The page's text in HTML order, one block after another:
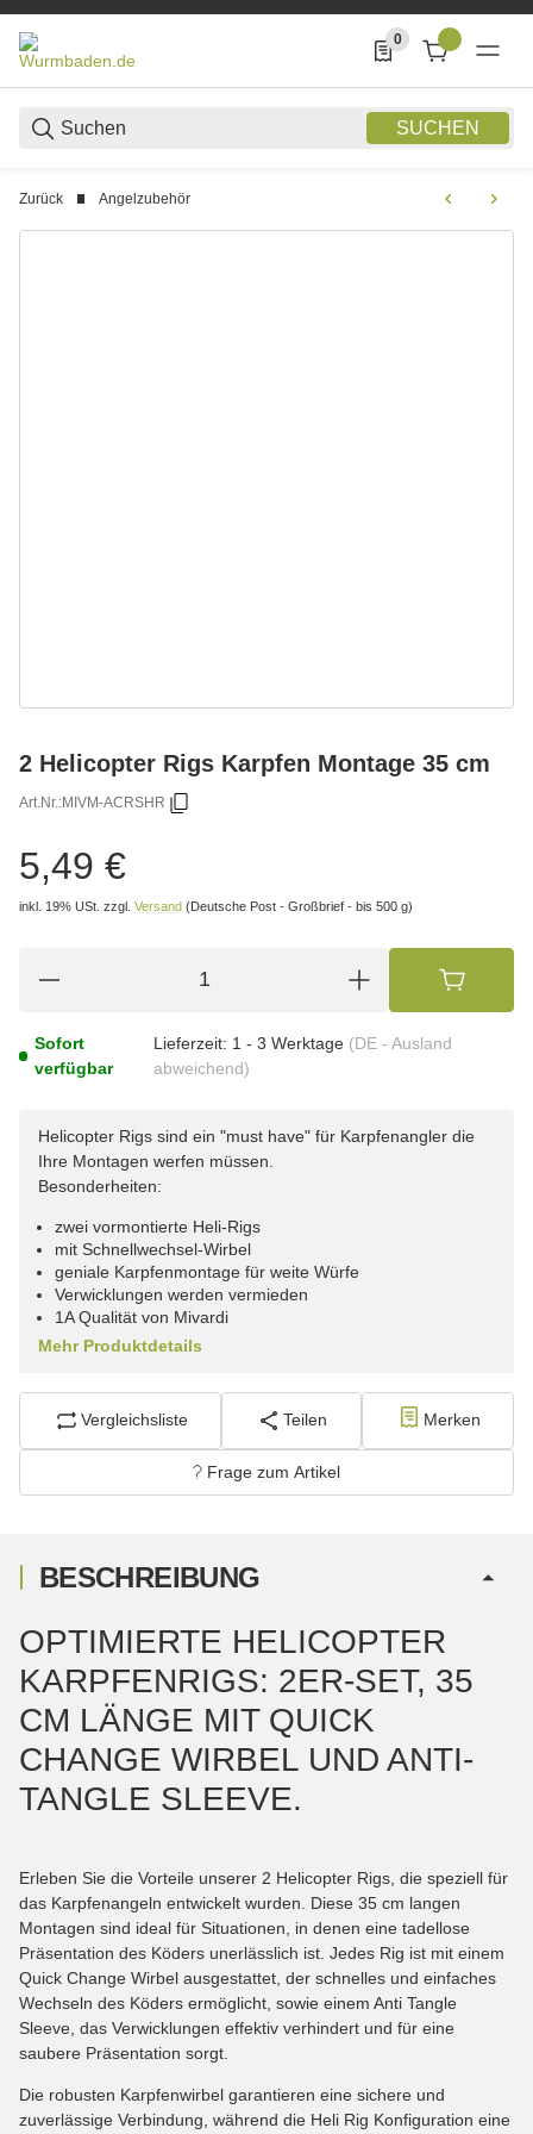
SUCHEN
0
0 Produkte in der
Zurück Angelzubehör
2 Helicopter Rigs Karpfen Montage 35 cm
Art.Nr.:MIVM-ACRSHR
5,49 €
inkl. 19% USt. zzgl. Versand (Deutsche Post - Großbrief - bis 500 g)
Sofort
verfügbar
Lieferzeit: 1 - 3 Werktage (DE - Ausland
abweichend)
Helicopter Rigs sind ein "must have" für Karpfenangler die
Ihre Montagen werfen müssen.
Besonderheiten:
zwei vormontierte Heli-Rigs
mit Schnellwechsel-Wirbel
geniale Karpfenmontage für weite Würfe
Verwicklungen werden vermieden
1A Qualität von Mivardi
Mehr Produktdetails
Vergleichsliste Teilen Merken
Frage zum Artikel
BESCHREIBUNG
OPTIMIERTE HELICOPTER
KARPFENRIGS: 2ER-SET, 35
CM LÄNGE MIT QUICK
CHANGE WIRBEL UND ANTI-
TANGLE SLEEVE.
Erleben Sie die Vorteile unserer 2 Helicopter Rigs, die speziell für
das Karpfenangeln entwickelt wurden. Diese 35 cm langen
Montagen sind ideal für Situationen, in denen eine tadellose
Präsentation des Köders unerlässlich ist. Jedes Rig ist mit einem
Quick Change Wirbel ausgestattet, der schnelles und einfaches
Wechseln des Köders ermöglicht, sowie einem Anti Tangle
Sleeve, das Verwicklungen effektiv verhindert und für eine
saubere Präsentation sorgt.
Die robusten Karpfenwirbel garantieren eine sichere und
zuverlässige Verbindung, während die Heli Rig Konfiguration eine